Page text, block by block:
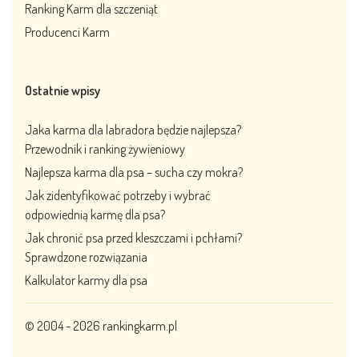
Ranking Karm dla szczeniąt
Producenci Karm
Ostatnie wpisy
Jaka karma dla labradora będzie najlepsza?
Przewodnik i ranking żywieniowy
Najlepsza karma dla psa – sucha czy mokra?
Jak zidentyfikować potrzeby i wybrać
odpowiednią karmę dla psa?
Jak chronić psa przed kleszczami i pchłami?
Sprawdzone rozwiązania
Kalkulator karmy dla psa
© 2004 - 2026 rankingkarm.pl